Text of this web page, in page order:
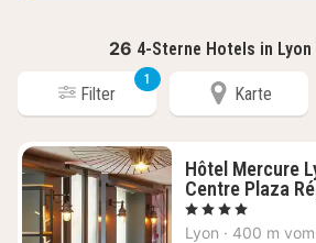
26 4-Sterne Hotels in Lyon
Filter
1
Karte
Hôtel Mercure
Centre Plaza
, 4 Sterne
Lyon · 400 m